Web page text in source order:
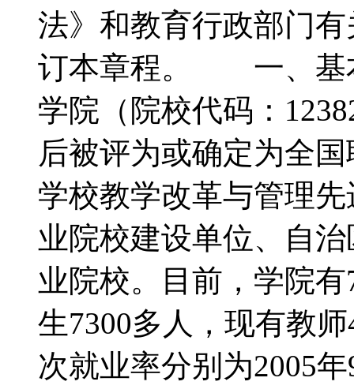
法》和教育行政部门
订本章程。 一、基
学院（院校代码：
后被评为或确定为全
学校教学改革与管理
业院校建设单位、自
业院校。目前，学院
生7300多人，现有教
次就业率分别为2005